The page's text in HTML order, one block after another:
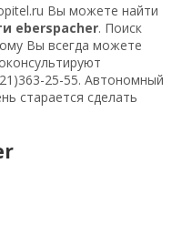
Вы можете найти
eberspacher. Поиск
Вы всегда можете
25-55. Автономный
старается сделать